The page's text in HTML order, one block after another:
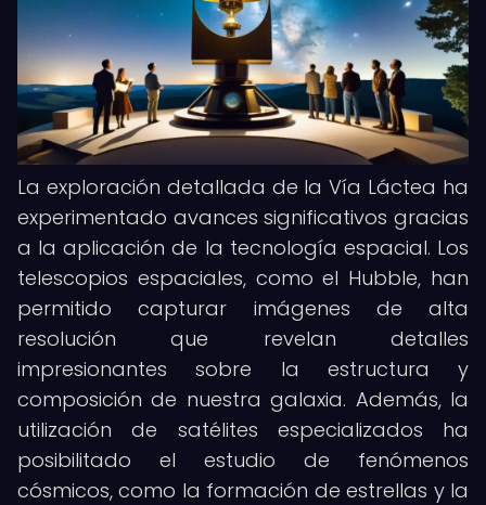
La exploración detallada de la Vía Láctea ha
experimentado avances significativos gracias
a la aplicación de la tecnología espacial. Los
telescopios espaciales, como el Hubble, han
permitido capturar imágenes de alta
resolución que revelan detalles
impresionantes sobre la estructura y
composición de nuestra galaxia. Además, la
utilización de satélites especializados ha
posibilitado el estudio de fenómenos
cósmicos, como la formación de estrellas y la